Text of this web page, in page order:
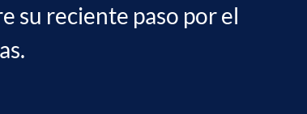
su reciente paso por el